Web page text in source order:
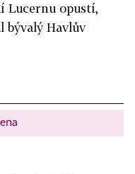
Lucernu opustí,
bývalý Havlův